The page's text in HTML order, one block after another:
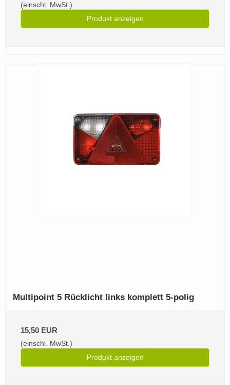
(einschl. MwSt.)
Produkt anzeigen
Multipoint 5 Rücklicht links komplett 5-polig
15,50 EUR
(einschl. MwSt.)
Produkt anzeigen